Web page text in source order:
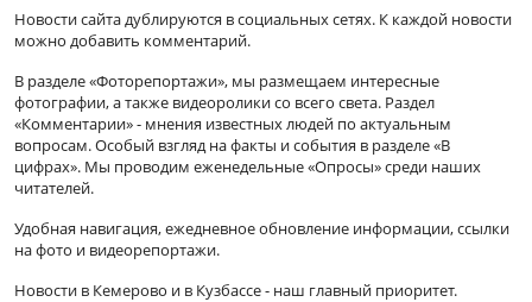
Новости сайта дублируются в социальных сетях. К каждой новости
можно добавить комментарий.
В разделе «Фоторепортажи», мы размещаем интересные
фотографии, а также видеоролики со всего света. Раздел
«Комментарии» - мнения известных людей по актуальным
вопросам. Особый взгляд на факты и события в разделе «В
цифрах». Мы проводим еженедельные «Опросы» среди наших
читателей.
Удобная навигация, ежедневное обновление информации, ссылки
на фото и видеорепортажи.
Новости в Кемерово и в Кузбассе - наш главный приоритет.